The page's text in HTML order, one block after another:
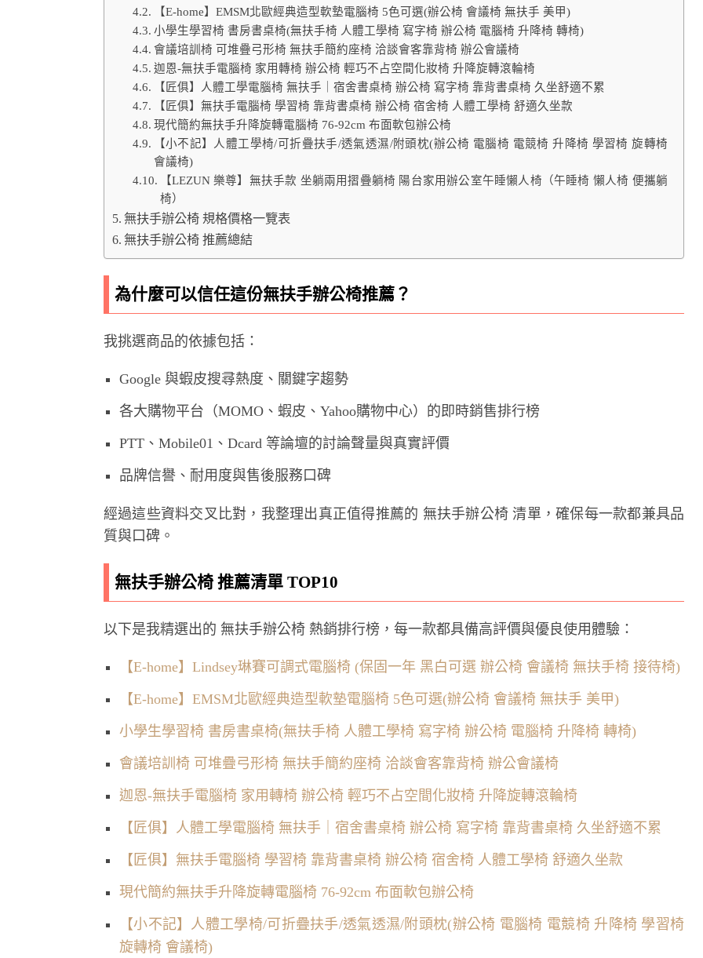
【E-home】EMSM北歐經典造型軟墊電腦椅 5色可選(辦公椅 會議椅 無扶手 美甲)
小學生學習椅 書房書桌椅(無扶手椅 人體工學椅 寫字椅 辦公椅 電腦椅 升降椅 轉椅)
會議培訓椅 可堆疊弓形椅 無扶手簡約座椅 洽談會客靠背椅 辦公會議椅
迦恩-無扶手電腦椅 家用轉椅 辦公椅 輕巧不占空間化妝椅 升降旋轉滾輪椅
【匠俱】人體工學電腦椅 無扶手｜宿舍書桌椅 辦公椅 寫字椅 靠背書桌椅 久坐舒適不累
【匠俱】無扶手電腦椅 學習椅 靠背書桌椅 辦公椅 宿舍椅 人體工學椅 舒適久坐款
現代簡約無扶手升降旋轉電腦椅 76-92cm 布面軟包辦公椅
【小不記】人體工學椅/可折疊扶手/透氣透濕/附頭枕(辦公椅 電腦椅 電競椅 升降椅 學習椅 旋轉椅
會議椅)
【LEZUN 樂尊】無扶手款 坐躺兩用摺疊躺椅 陽台家用辦公室午睡懶人椅（午睡椅 懶人椅 便攜躺
椅）
無扶手辦公椅 規格價格一覽表
無扶手辦公椅 推薦總結
為什麼可以信任這份無扶手辦公椅推薦？
我挑選商品的依據包括：
Google 與蝦皮搜尋熱度、關鍵字趨勢
各大購物平台（MOMO、蝦皮、Yahoo購物中心）的即時銷售排行榜
PTT、Mobile01、Dcard 等論壇的討論聲量與真實評價
品牌信譽、耐用度與售後服務口碑
經過這些資料交叉比對，我整理出真正值得推薦的 無扶手辦公椅 清單，確保每一款都兼具品
質與口碑。
無扶手辦公椅 推薦清單 TOP10
以下是我精選出的 無扶手辦公椅 熱銷排行榜，每一款都具備高評價與優良使用體驗：
【E-home】Lindsey琳賽可調式電腦椅 (保固一年 黑白可選 辦公椅 會議椅 無扶手椅 接待椅)
【E-home】EMSM北歐經典造型軟墊電腦椅 5色可選(辦公椅 會議椅 無扶手 美甲)
小學生學習椅 書房書桌椅(無扶手椅 人體工學椅 寫字椅 辦公椅 電腦椅 升降椅 轉椅)
會議培訓椅 可堆疊弓形椅 無扶手簡約座椅 洽談會客靠背椅 辦公會議椅
迦恩-無扶手電腦椅 家用轉椅 辦公椅 輕巧不占空間化妝椅 升降旋轉滾輪椅
【匠俱】人體工學電腦椅 無扶手｜宿舍書桌椅 辦公椅 寫字椅 靠背書桌椅 久坐舒適不累
【匠俱】無扶手電腦椅 學習椅 靠背書桌椅 辦公椅 宿舍椅 人體工學椅 舒適久坐款
現代簡約無扶手升降旋轉電腦椅 76-92cm 布面軟包辦公椅
【小不記】人體工學椅/可折疊扶手/透氣透濕/附頭枕(辦公椅 電腦椅 電競椅 升降椅 學習椅
旋轉椅 會議椅)